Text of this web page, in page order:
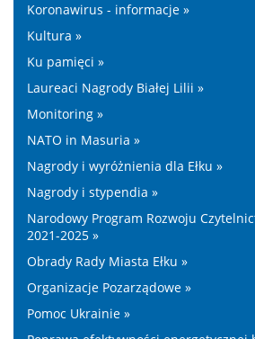
Koronawirus - informacje »
Kultura »
Ku pamięci »
Laureaci Nagrody Białej Lilii »
Monitoring »
NATO in Masuria »
Nagrody i wyróżnienia dla Ełku »
Nagrody i stypendia »
Narodowy Program Rozwoju
2021-2025 »
Obrady Rady Miasta Ełku »
Organizacje Pozarządowe »
Pomoc Ukrainie »